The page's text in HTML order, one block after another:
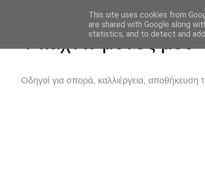
Φτιάχνω μόνος μου
Οδηγοί για σπορά, καλλιέργεια, αποθήκευση
This site uses cookies from
are shared with Google along
statistics, and to detect and